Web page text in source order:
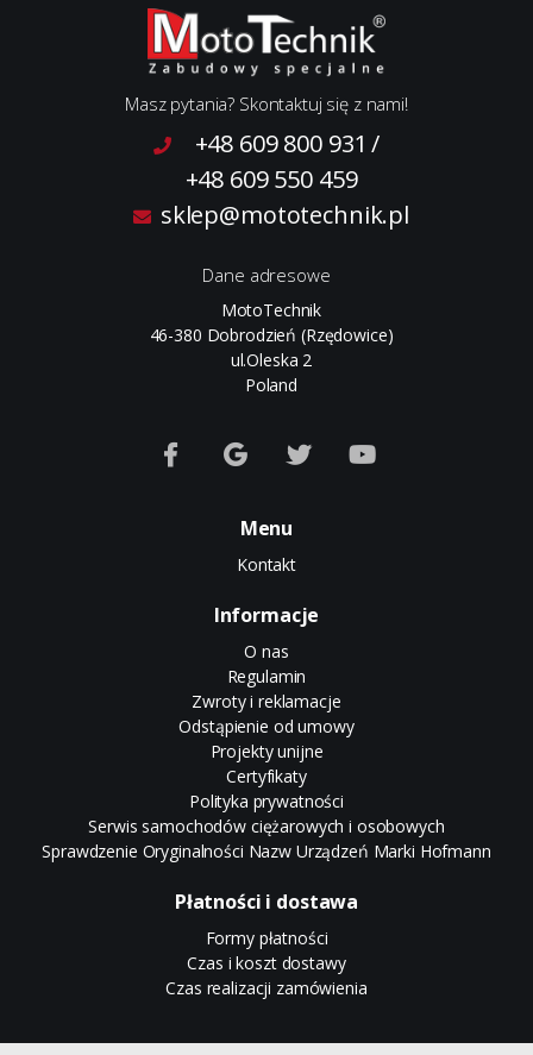
Masz pytania? Skontaktuj się z nami!
+48 609 800 931 /
+48 609 550 459
sklep@mototechnik.pl
Dane adresowe
MotoTechnik
46-380 Dobrodzień (Rzędowice)
ul.Oleska 2
Poland
Menu
Kontakt
Informacje
O nas
Regulamin
Zwroty i reklamacje
Odstąpienie od umowy
Projekty unijne
Certyfikaty
Polityka prywatności
Serwis samochodów ciężarowych i osobowych
Sprawdzenie Oryginalności Nazw Urządzeń Marki Hofmann
Płatności i dostawa
Formy płatności
Czas i koszt dostawy
Czas realizacji zamówienia